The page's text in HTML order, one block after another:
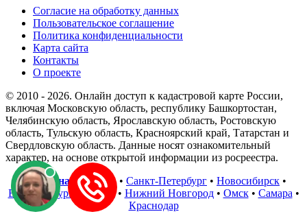
Согласие на обработку данных
Пользовательское соглашение
Политика конфиденциальности
Карта сайта
Контакты
О проекте
© 2010 - 2026. Онлайн доступ к кадастровой карте России,
включая Московскую область, республику Башкортостан,
Челябинскую область, Ярославскую область, Ростовскую
область, Тульскую область, Красноярский край, Татарстан и
Свердловскую область. Данные носят ознакомительный
характер, на основе открытой информации из росреестра.
В регионах :Москва• Санкт-Петербург • Новосибирск •
Екатеринбург
•Казань • Нижний Новгород• Омск• Самара •
Краснодар